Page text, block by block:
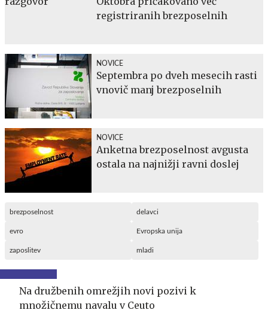
registriranih brezposelnih
NOVICE
Septembra po dveh mesecih rasti
vnovič manj brezposelnih
NOVICE
Anketna brezposelnost avgusta
ostala na najnižji ravni doslej
brezposelnost delavci
evro Evropska unija
zaposlitev mladi
Na družbenih omrežjih novi pozivi k
množičnemu navalu v Ceuto